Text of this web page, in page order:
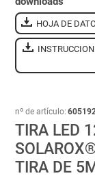
HOJA DE
nº de artículo:
TIRA LED
TIRA DE 5M